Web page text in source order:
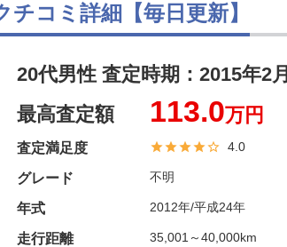
コミ詳細【毎日更新】
20代男性 査定時期： 2015年2月
最高査定額
113.0万円
査定満足度 4.0
グレード 不明
年式 2012年/平成24年
走行距離 35,001～40,000km